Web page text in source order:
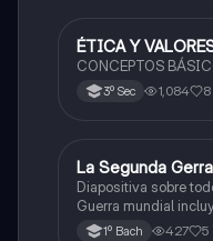
Ética
ÉTICA Y
CONCEPTOS
3º Sec 1,084 8
Historia
La Segunda
Diapositiva sobre
Guerra mundial
1º Bach 427 5